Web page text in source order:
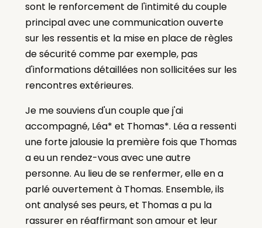
sont le renforcement de l'intimité du couple
principal avec une communication ouverte
sur les ressentis et la mise en place de règles
de sécurité comme par exemple, pas
d'informations détaillées non sollicitées sur les
rencontres extérieures.
Je me souviens d'un couple que j'ai
accompagné, Léa* et Thomas*. Léa a ressenti
une forte jalousie la première fois que Thomas
a eu un rendez-vous avec une autre
personne. Au lieu de se renfermer, elle en a
parlé ouvertement à Thomas. Ensemble, ils
ont analysé ses peurs, et Thomas a pu la
rassurer en réaffirmant son amour et leur